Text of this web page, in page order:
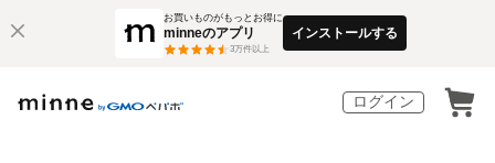
お買いものがもっとお得に
minneのアプリ
3万件以上
インストールする
ログイン